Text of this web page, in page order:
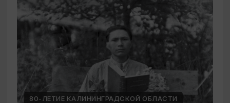
80-ЛЕТИЕ КАЛИНИНГРАДСКОЙ ОБЛАСТИ